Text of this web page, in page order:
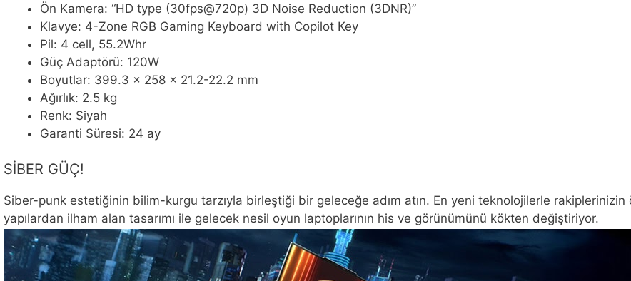
Ön Kamera: “HD type (30fps@720p) 3D Noise Reduction (3DNR)”
Klavye: 4-Zone RGB Gaming Keyboard with Copilot Key
Pil: 4 cell, 55.2Whr
Güç Adaptörü: 120W
Boyutlar: 399.3 x 258 x 21.2-22.2 mm
Ağırlık: 2.5 kg
Renk: Siyah
Garanti Süresi: 24 ay
SİBER GÜÇ!
Siber-punk estetiğinin bilim-kurgu tarzıyla birleştiği bir geleceğe adım atın. En yeni teknolojilerle
yapılardan ilham alan tasarımı ile gelecek nesil oyun laptoplarının his ve görünümünü kökten değiştiriyor.